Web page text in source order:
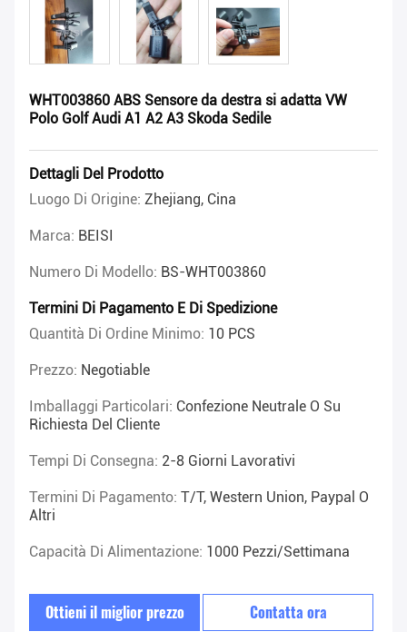
WHT003860 ABS Sensore da destra si adatta VW
Polo Golf Audi A1 A2 A3 Skoda Sedile
Dettagli Del Prodotto
Luogo Di Origine: Zhejiang, Cina
Marca: BEISI
Numero Di Modello: BS-WHT003860
Termini Di Pagamento E Di Spedizione
Quantità Di Ordine Minimo: 10 PCS
Prezzo: Negotiable
Imballaggi Particolari: Confezione Neutrale O Su
Richiesta Del Cliente
Tempi Di Consegna: 2-8 Giorni Lavorativi
Termini Di Pagamento: T/T, Western Union, Paypal O
Altri
Capacità Di Alimentazione: 1000 Pezzi/settimana
Ottieni il miglior prezzo Contatta ora